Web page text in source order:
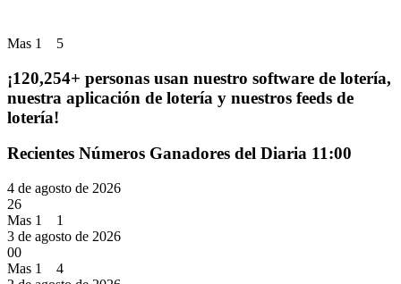
Mas 1 5
¡120,254+ personas usan nuestro software de lotería,
nuestra aplicación de lotería y nuestros feeds de
lotería!
Recientes Números Ganadores del Diaria 11:00
4 de agosto de 2026
26
Mas 1 1
3 de agosto de 2026
00
Mas 1 4